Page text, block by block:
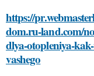
https://
dom.ru-land.com/
dlya-otopleniya-
vashego